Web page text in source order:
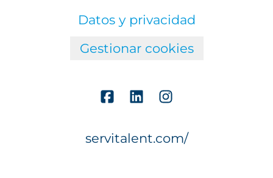
Datos y privacidad
Gestionar cookies
servitalent.com/